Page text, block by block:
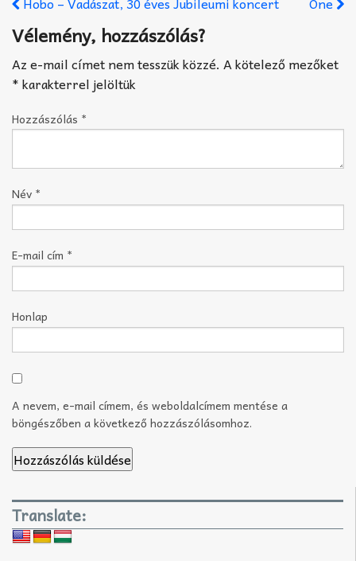
Vélemény, hozzászólás?
Az e-mail címet nem tesszük közzé. A kötelező mezőket
*karakterrel jelöltük
Hozzászólás *
Név *
E-mail cím *
Honlap
A nevem, e-mail címem, és weboldalcímem mentése a
böngészőben a következő hozzászólásomhoz.
Translate: